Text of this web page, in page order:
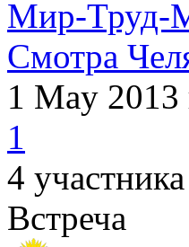
Мир-Труд-
Смотра
1 May 2013
1
4 участника
Встреча